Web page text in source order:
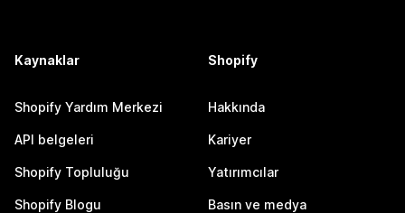
Kaynaklar
Shopify Yardım Merkezi
API belgeleri
Shopify Topluluğu
Shopify Blogu
Shopify
Hakkında
Kariyer
Yatırımcılar
Basın ve medya